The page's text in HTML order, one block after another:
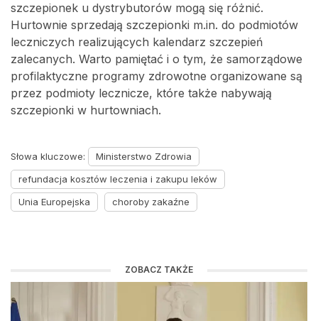
szczepionek u dystrybutorów mogą się różnić.
Hurtownie sprzedają szczepionki m.in. do podmiotów
leczniczych realizujących kalendarz szczepień
zalecanych. Warto pamiętać i o tym, że samorządowe
profilaktyczne programy zdrowotne organizowane są
przez podmioty lecznicze, które także nabywają
szczepionki w hurtowniach.
Słowa kluczowe:
Ministerstwo Zdrowia
refundacja kosztów leczenia i zakupu leków
Unia Europejska
choroby zakaźne
ZOBACZ TAKŻE